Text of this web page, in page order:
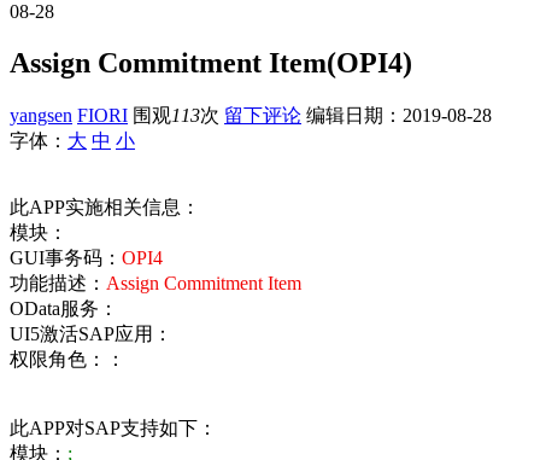
08-28
Assign Commitment Item(OPI4)
yangsen FIORI 围观113次 留下评论 编辑日期： 2019-08-28
字体： 大 中 小
此APP实施相关信息：
模块：
GUI事务码： OPI4
功能描述： Assign Commitment Item
OData服务：
UI5激活SAP应用：
权限角色：：
此APP对SAP支持如下：
模块： ;